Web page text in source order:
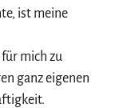
ist meine
mich zu
ganz eigenen